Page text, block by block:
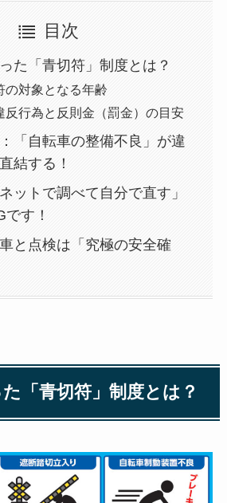
目次
た「青切符」制度とは？
の対象となる年齢
反行為と反則金（罰金）の目安
「自転車の整備不良」が違
結する！
ットで調べて自分で直す」
す！
と点検は「究極の安全確
「青切符」制度とは？